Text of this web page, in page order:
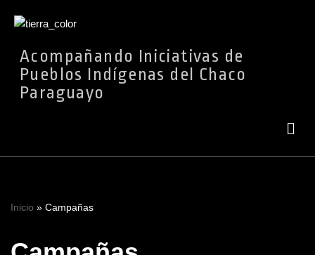
contenido
Acompañando Iniciativas de
Pueblos Indígenas del Chaco
Paraguayo
Inicio » Campañas